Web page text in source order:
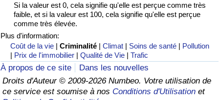
Si la valeur est 0, cela signifie qu'elle est perçue comme très
faible, et si la valeur est 100, cela signifie qu'elle est perçue
comme très élevée.
Plus d'information:
Coût de la vie |Criminalité |Climat | Soins de santé | Pollution
| Prix de l'immobilier |Qualité de Vie |Trafic
À propos de ce site
Dans les nouvelles
Droits d'Auteur © 2009-2026 Numbeo. Votre utilisation de
ce service est soumise à nos Conditions d'Utilisation et